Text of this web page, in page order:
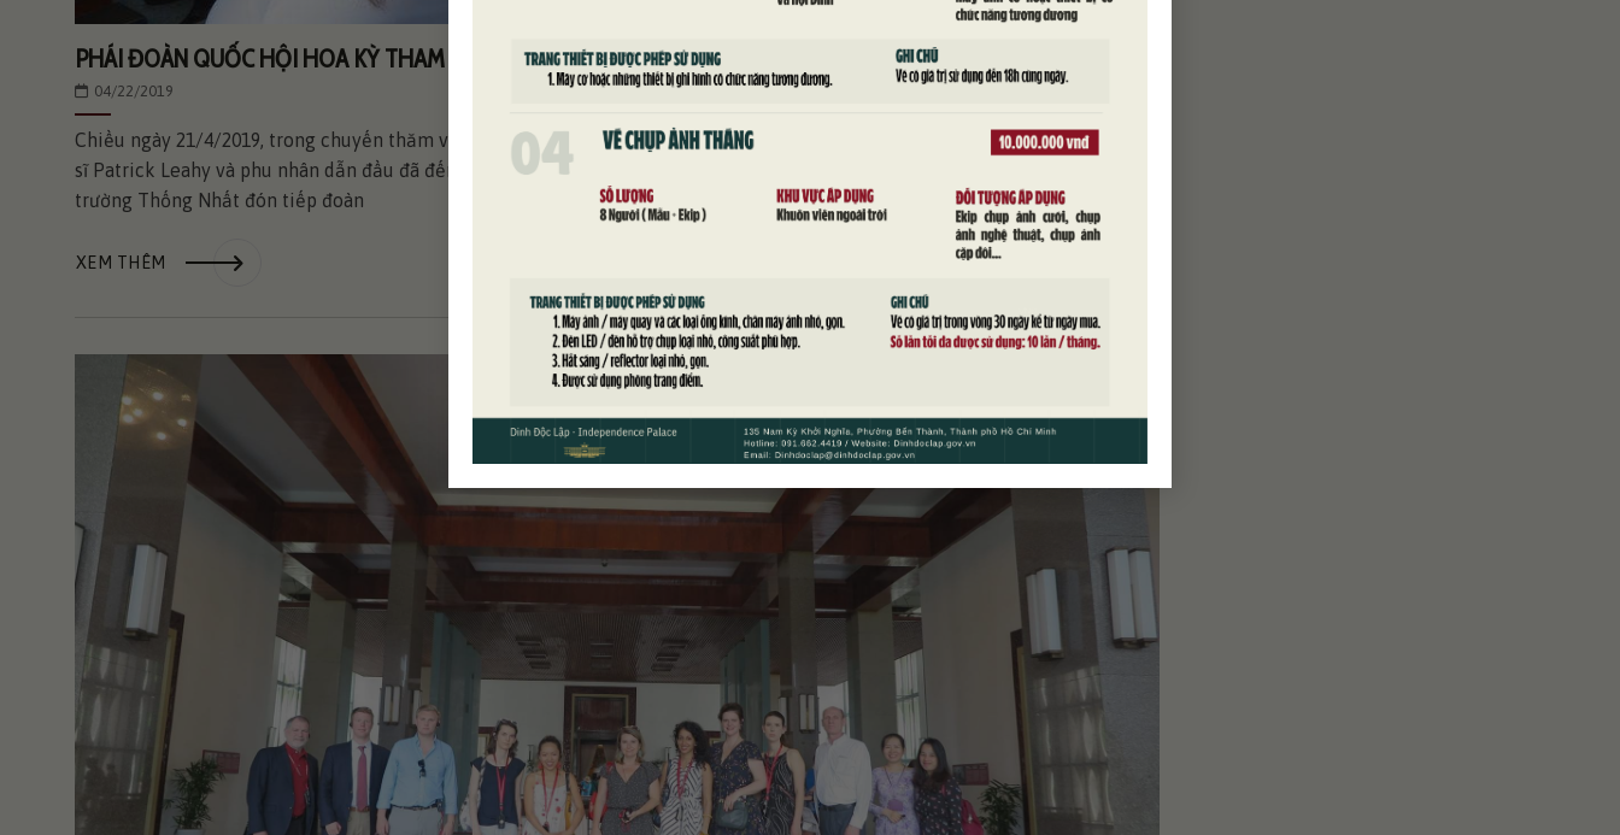
PHÁI ĐOÀN QUỐC HỘI HOA KỲ THAM QUAN DI TÍCH LỊCH SỬ DINH ĐỘC LẬP
04/22/2019
Chiều ngày 21/4/2019, trong chuyến thăm và làm việc tại Thành phố Hồ Chí Minh, Phái đoàn Quốc hội Hoa Kỳ do Thượng Nghị
sĩ Patrick Leahy và phu nhân dẫn đầu đã đến tham quan Di tích lịch sử Dinh Độc Lập. Ông Trần Hữu Phước, Phó Giám đốc Hội
trường Thống Nhất đón tiếp đoàn
XEM THÊM